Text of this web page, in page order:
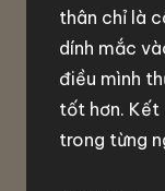
thân chỉ là
dính mắc
điều mình
tốt hơn. Kết
trong từng